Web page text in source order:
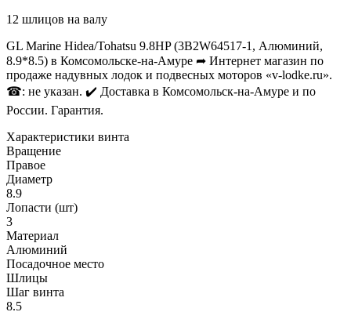
12 шлицов на валу
GL Marine Hidea/Tohatsu 9.8HP (3B2W64517-1, Алюминий,
8.9*8.5) в Комсомольске-на-Амуре ➦ Интернет магазин по
продаже надувных лодок и подвесных моторов «v-lodke.ru».
☎: не указан. ✔️ Доставка в Комсомольск-на-Амуре и по
России. Гарантия.
Характеристики винта
Вращение
Правое
Диаметр
8.9
Лопасти (шт)
3
Материал
Алюминий
Посадочное место
Шлицы
Шаг винта
8.5